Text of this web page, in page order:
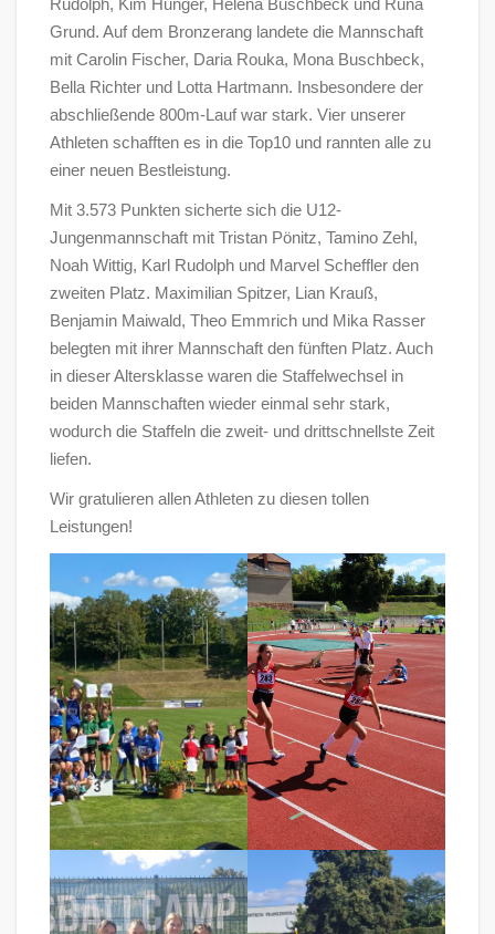
Grund. Auf dem Bronzerang landete die Mannschaft
mit Carolin Fischer, Daria Rouka, Mona Buschbeck,
Bella Richter und Lotta Hartmann. Insbesondere der
abschließende 800m-Lauf war stark. Vier unserer
Athleten schafften es in die Top10 und rannten alle zu
einer neuen Bestleistung.
Mit 3.573 Punkten sicherte sich die U12-
Jungenmannschaft mit Tristan Pönitz, Tamino Zehl,
Noah Wittig, Karl Rudolph und Marvel Scheffler den
zweiten Platz. Maximilian Spitzer, Lian Krauß,
Benjamin Maiwald, Theo Emmrich und Mika Rasser
belegten mit ihrer Mannschaft den fünften Platz. Auch
in dieser Altersklasse waren die Staffelwechsel in
beiden Mannschaften wieder einmal sehr stark,
wodurch die Staffeln die zweit- und drittschnellste Zeit
liefen.
Wir gratulieren allen Athleten zu diesen tollen
Leistungen!